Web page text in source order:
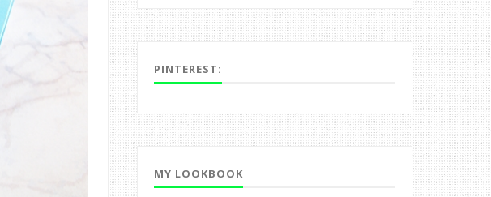
PINTEREST:
MY LOOKBOOK